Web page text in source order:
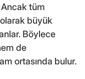
Ancak tüm
büyük
Böylece
de
ortasında bulur.